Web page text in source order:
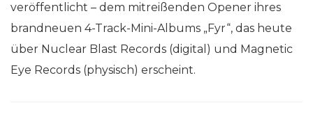
veröffentlicht – dem mitreißenden Opener ihres
brandneuen 4-Track-Mini-Albums „Fyr“, das heute
über Nuclear Blast Records (digital) und Magnetic
Eye Records (physisch) erscheint.